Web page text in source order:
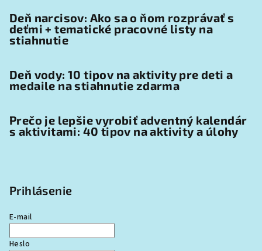
Deň narcisov: Ako sa o ňom rozprávať s
deťmi + tematické pracovné listy na
stiahnutie
Deň vody: 10 tipov na aktivity pre deti a
medaile na stiahnutie zdarma
Prečo je lepšie vyrobiť adventný kalendár
s aktivitami: 40 tipov na aktivity a úlohy
Prihlásenie
E-mail
Heslo